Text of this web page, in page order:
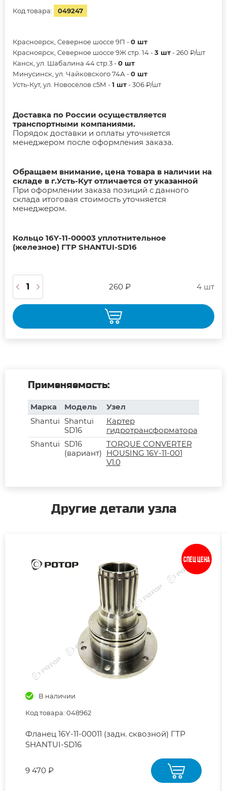
Код товара: 049247
Красноярск, Северное шоссе 9П -0 шт
Красноярск, Северное шоссе 9Ж стр. 14 -3 шт- 260 ₽/шт
Канск, ул. Шабалина 44 стр.3 -0 шт
Минусинск, ул. Чайковского 74А -0 шт
Усть-Кут, ул. Новосёлов с5М -1 шт- 306 ₽/шт
Доставка по России осуществляется
транспортными компаниями.
Порядок доставки и оплаты уточняется
менеджером после оформления заказа.
Обращаем внимание, цена товара в наличии на
складе в г.Усть-Кут отличается от указанной
При оформлении заказа позиций с данного
склада итоговая стоимость уточняется
менеджером.
Кольцо 16Y-11-00003 уплотнительное
(железное) ГТР SHANTUI-SD16
260 ₽ 4 шт
Применяемость:
Марка Модель
Узел
Shantui Shantui
SD16
Картер
гидротрансформатора
Shantui SD16
(вариант)
TORQUE CONVERTER
HOUSING 16Y-11-001
V1.0
Другие детали узла
Спец цена
В наличии
Код товара: 048962
Фланец 16Y-11-00011 (задн. сквозной) ГТР
SHANTUI-SD16
9 470 ₽